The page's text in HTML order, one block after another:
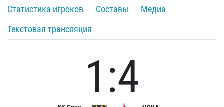
Статистика игроков
Составы
Медиа
Текстовая трансляция
1:4